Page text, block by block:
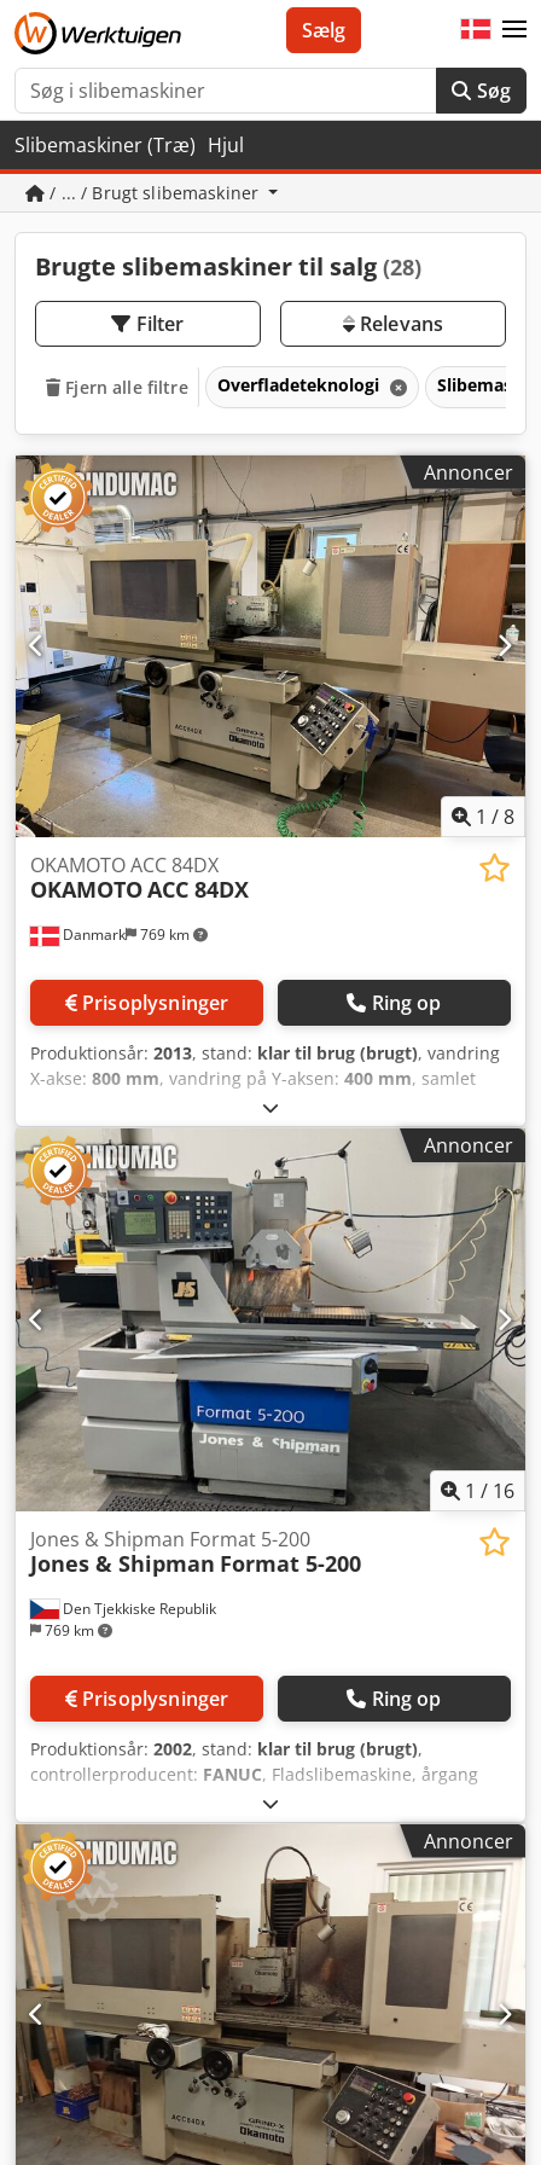
Søg
Sælg
Slibemaskiner (Træ) Hjul
/ ... / Brugt slibemaskiner
Brugte slibemaskiner til salg (28)
Filter Relevans
Fjern alle filtre Overfladeteknologi
Annoncer
1 /8
Danmark 769 km
OKAMOTO ACC 84DX
OKAMOTOACC 84DX
Prisoplysninger Ring op
Produktionsår: 2013, stand: klar til brug (brugt), vandring
X-akse: 800 mm, vandring på Y-aksen: 400 mm, samlet
, samlet bredde:
1.800 mm, produktlængde (max.):2.180 mm, antal akser:
3, Denne 3-aksede planslibemaskine, OKAMOTO ACC
84DX, er fremstillet i 2013. Den har en bordstørrelse på
800 x 400 mm og en slibeskivediameter på ø355 mm.
Takket være dens robuste konstruktion er denne maskine
ideel til præcisionsslibearbejde. Hvis du leder efter
maskiner, der leverer slibeydelser af høj kvalitet, bør du
overveje den OKAMOTO ACC 84DX, som vi har til salg.
Kontakt os for yderligere oplysninger. Crsdpfxeztdz Ns Ad
Ief • Slibesten = ø355 × 38 × ø127
Annoncer
1 / 16
Den Tjekkiske Republik
769 km
Jones & Shipman Format 5-200
Jones & Shipman Format 5-200
Prisoplysninger Ring op
Produktionsår: 2002, stand: klar til brug (brugt),
controllerproducent: FANUC, Fladslibemaskine, årgang
2002. Denne Jones & Shipman Format 5-200 er udstyret
med en Mitutoyo PH 350-projektor, har et bord med
dimensionerne 600 x 200 mm og omfatter et omfattende
sæt tilbehør, herunder 42 nye slibeskiver i forskellige
bredder samt 19 diamantslibeværktøjer. Maskinen er i
meget god stand, da den primært er blevet brugt af den
samme operatør. Hvis du leder efter kvalitetsløsninger til
fladslibning, bør du overveje den Jones & Shipman Format
5-200, som vi har til salg. Kontakt os for yderligere detaljer.
• Kan fås som et sæt med Mitutoyo PH 350, inklusive
komplet tilbehørssæt • Ydre længde: 600 mm • Ydre
bredde: 200 mm • Inkluderet i leveringen: 42 stk. nye
slibeskiver • Bredder og antal af de nye slibeskiver: 3 mm –
6 stk., 4 mm – 1 stk., 6 mm – 11 stk., 8 mm – 9 stk., 10 mm –
3 stk., 13 mm – 9 stk., 16 mm – 2 stk., 20 mm – 1 stk. •
Annoncer